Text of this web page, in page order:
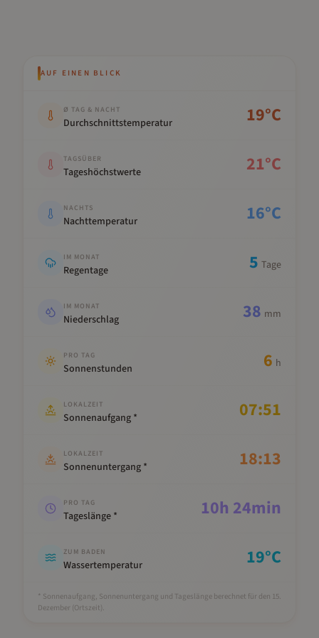
AUF EINEN BLICK
Ø TAG & NACHT
Durchschnittstemperatur 19°C
TAGSÜBER
Tageshöchstwerte 21°C
NACHTS
Nachttemperatur 16°C
IM MONAT
Regentage 5 Tage
IM MONAT
Niederschlag 38 mm
PRO TAG
Sonnenstunden 6 h
LOKALZEIT
Sonnenaufgang * 07:51
LOKALZEIT
Sonnenuntergang * 18:13
PRO TAG
Tageslänge * 10h 24min
ZUM BADEN
Wassertemperatur 19°C
* Sonnenaufgang, Sonnenuntergang und Tageslänge berechnet für den 15.
Dezember (Ortszeit).